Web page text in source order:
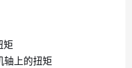
矩
轴上的扭矩